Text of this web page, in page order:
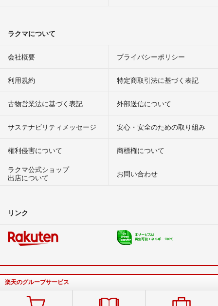
ラクマについて
会社概要 プライバシーポリシー
利用規約 特定商取引法に基づく表記
古物営業法に基づく表記 外部送信について
サステナビリティメッセージ 安心・安全のための取り組み
権利侵害について
商標権について
ラクマ公式ショップ
出店について
お問い合わせ
リンク
楽天のグループサービス